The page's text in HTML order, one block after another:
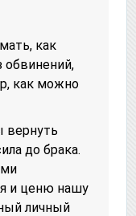
как
обвинений,
как можно
вернуть
до брака.
и ценю нашу
личный